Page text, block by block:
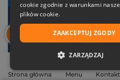
Strona główna Menu Kontakt
Twój e-mail
DOŁĄCZ DO
cookie zgodnie z warunkami
plików cookie.
ZAAKCEPTUJ ZGODY
ZARZĄDZAJ
NIEZBĘDNE